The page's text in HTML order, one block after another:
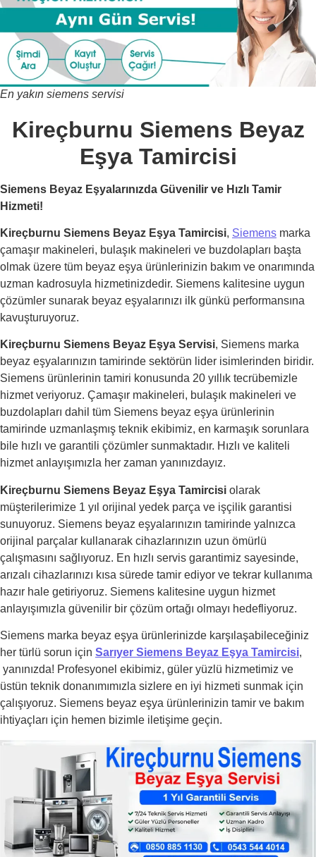
En yakın siemens servisi
Kireçburnu Siemens Beyaz
Eşya Tamircisi
Siemens Beyaz Eşyalarınızda Güvenilir ve Hızlı Tamir
Hizmeti!
Kireçburnu Siemens Beyaz Eşya Tamircisi, Siemens marka
çamaşır makineleri, bulaşık makineleri ve buzdolapları başta
olmak üzere tüm beyaz eşya ürünlerinizin bakım ve onarımında
uzman kadrosuyla hizmetinizdedir. Siemens kalitesine uygun
çözümler sunarak beyaz eşyalarınızı ilk günkü performansına
kavuşturuyoruz.
Kireçburnu Siemens Beyaz Eşya Servisi, Siemens marka
beyaz eşyalarınızın tamirinde sektörün lider isimlerinden biridir.
Siemens ürünlerinin tamiri konusunda 20 yıllık tecrübemizle
hizmet veriyoruz. Çamaşır makineleri, bulaşık makineleri ve
buzdolapları dahil tüm Siemens beyaz eşya ürünlerinin
tamirinde uzmanlaşmış teknik ekibimiz, en karmaşık sorunlara
bile hızlı ve garantili çözümler sunmaktadır. Hızlı ve kaliteli
hizmet anlayışımızla her zaman yanınızdayız.
Kireçburnu Siemens Beyaz Eşya Tamircisi olarak
müşterilerimize 1 yıl orijinal yedek parça ve işçilik garantisi
sunuyoruz. Siemens beyaz eşyalarınızın tamirinde yalnızca
orijinal parçalar kullanarak cihazlarınızın uzun ömürlü
çalışmasını sağlıyoruz. En hızlı servis garantimiz sayesinde,
arızalı cihazlarınızı kısa sürede tamir ediyor ve tekrar kullanıma
hazır hale getiriyoruz. Siemens kalitesine uygun hizmet
anlayışımızla güvenilir bir çözüm ortağı olmayı hedefliyoruz.
Siemens marka beyaz eşya ürünlerinizde karşılaşabileceğiniz
her türlü sorun için Sarıyer Siemens Beyaz Eşya Tamircisi,
yanınızda! Profesyonel ekibimiz, güler yüzlü hizmetimiz ve
üstün teknik donanımımızla sizlere en iyi hizmeti sunmak için
çalışıyoruz. Siemens beyaz eşya ürünlerinizin tamir ve bakım
ihtiyaçları için hemen bizimle iletişime geçin.